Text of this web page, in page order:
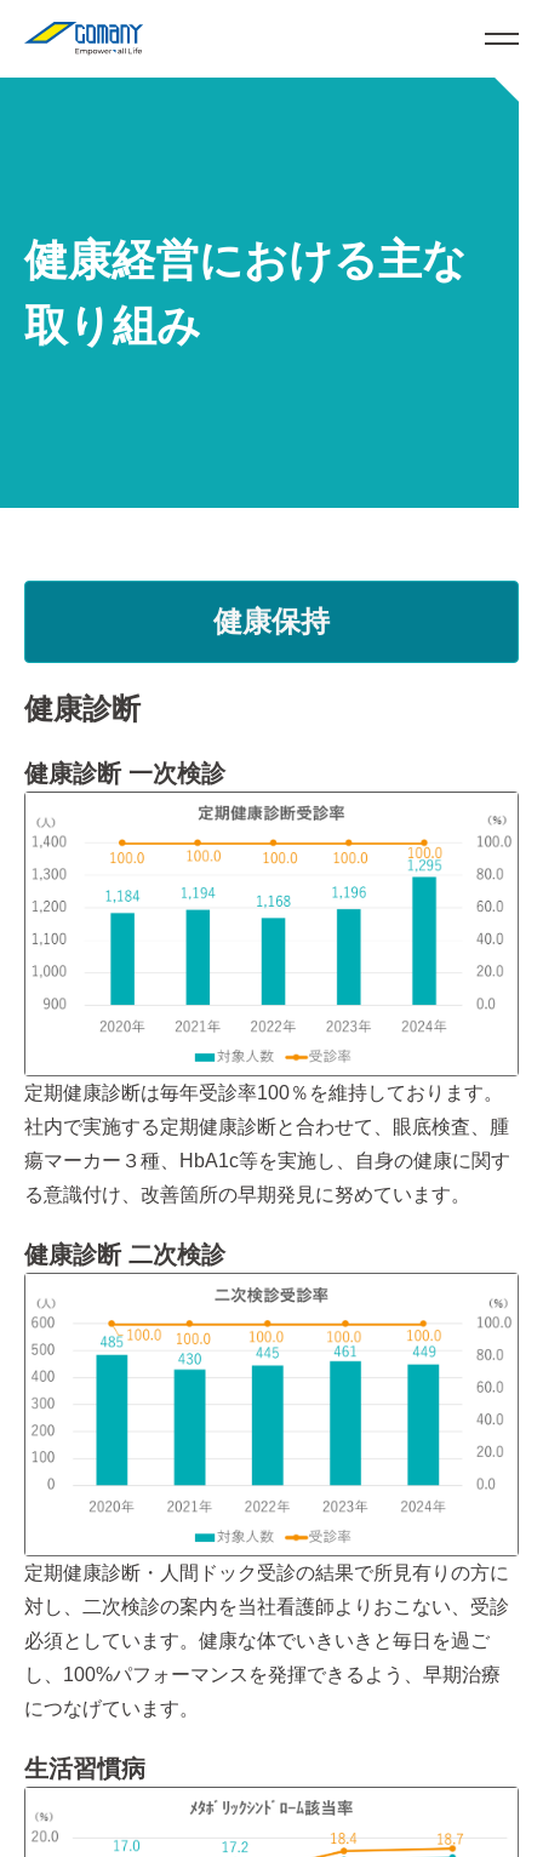
健康経営における主な
取り組み
健康保持
健康診断
健康診断 一次検診
定期健康診断は毎年受診率100％を維持しております。
社内で実施する定期健康診断と合わせて、眼底検査、腫
瘍マーカー３種、HbA1c等を実施し、自身の健康に関す
る意識付け、改善箇所の早期発見に努めています。
健康診断 二次検診
定期健康診断・人間ドック受診の結果で所見有りの方に
対し、二次検診の案内を当社看護師よりおこない、受診
必須としています。健康な体でいきいきと毎日を過ご
し、100%パフォーマンスを発揮できるよう、早期治療
につなげています。
生活習慣病